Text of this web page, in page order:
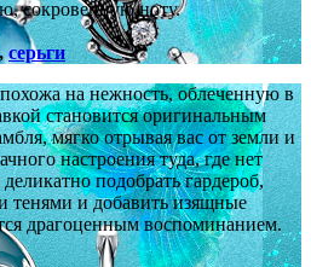
сокровенную ноту.
серьги
на нежность, облеченную в
становится оригинальным
мягко отрывая вас от земли и
настроения туда, где нет
подобрать гардероб,
тенями и добавить изящные
драгоценным воспоминанием.